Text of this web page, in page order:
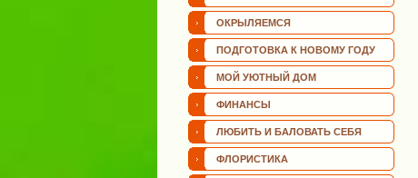
ОКРЫЛЯЕМСЯ
ПОДГОТОВКА К НОВОМУ ГОДУ
МОЙ УЮТНЫЙ ДОМ
ФИНАНСЫ
ЛЮБИТЬ И БАЛОВАТЬ СЕБЯ
ФЛОРИСТИКА